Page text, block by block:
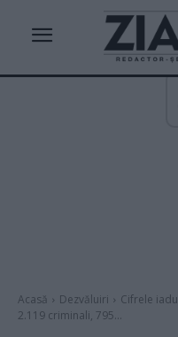
Acasă Dezvăluiri
Cifrele
2.119 criminali, 795...